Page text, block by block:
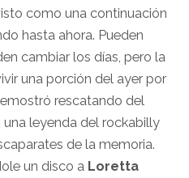
como una continuación
hasta ahora. Pueden
cambiar los días, pero la
una porción del ayer por
rescatando del
, una leyenda del rockabilly
de la memoria.
un disco a Loretta